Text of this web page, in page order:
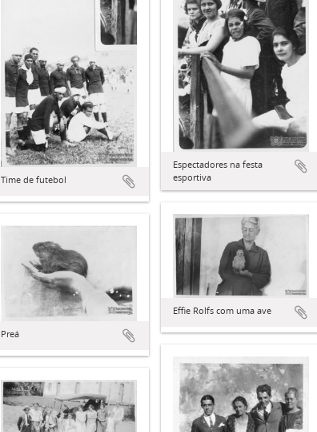
Espectadores na festa
esportiva
Time de futebol
Effie Rolfs com uma ave
Preá